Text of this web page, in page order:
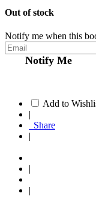
Out of stock
Notify me when this
Notify Me
Add to
Share